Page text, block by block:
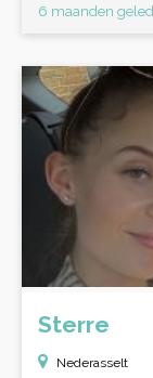
6 maanden
Sterre
Nederasselt